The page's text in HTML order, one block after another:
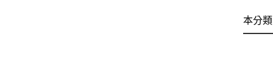
本分